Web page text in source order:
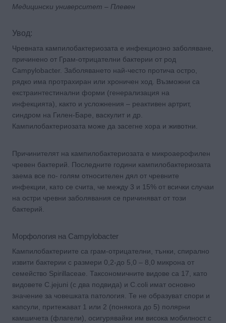
Мeдицински университет – Плевен
Увод:
Чревната кампилобактериозата е инфекциозно заболяване,
причинено от Грам-отрицателни бактерии от род
Campylobacter. Заболяването най-често протича остро,
рядко има протрахиран или хроничен ход. Възможни са
екстраинтестинални форми (генерализация на
инфекцията), както и усложнения – реактивен артрит,
синдром на Гилен-Баре, васкулит и др.
Кампилобактериозата може да засегне хора и животни.
Причинителят на кампилобактериозата е микроаерофилен
чревен бактерий. Последните години кампилобактериозата
заема все по- голям относителен дял от чревните
инфекции, като се счита, че между 3 и 15% от всички случаи
на остри чревни заболявания се причиняват от този
бактерий.
Морфология на Campylobacter
Кампилобактериите са грам-отрицателни, тънки, спирално
извити бактерии с размери 0,2-до 5,0 – 8,0 микрона от
семейство Spirillaceae. Таксономичните видове са 17, като
видовете C.jejuni (с два подвида) и C.coli имат основно
значение за човешката патология. Те не образуват спори и
капсули, притежават 1 или 2 (понякога до 5) полярни
камшичета (флагели), осигурявайки им висока мобилност с